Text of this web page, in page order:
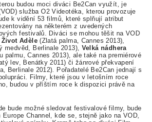
budou moci diváci Be2Can využít, je
služba O2 Videotéka, kterou provozuje
k vidění 53 filmů, které splňují atribut
na některém z uvedených
festivalů. Diváci se mohou těšit na VOD
Život Adèle(Zlatá palma, Cannes 2013),
medvěd, Berlinale 2013), Velká nádhera
palmu, Cannes 2013), ale také na premiérové
lev, Benátky 2011) či žánrové překvapení
Berlinale 2012). Pořadatelé Be2Can jednají s
Filmy, které jsou v letošním roce
budou v příštím roce k dispozici právě na
bude možné sledovat festivalové filmy, bude
Channel, kde se, stejně jako na VOD,